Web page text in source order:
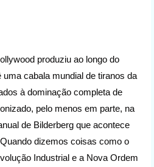
produziu ao longo do
cabala mundial de tiranos da
à dominação completa de
pelo menos em parte, na
de Bilderberg que acontece
dizemos coisas como o
Industrial e a Nova Ordem